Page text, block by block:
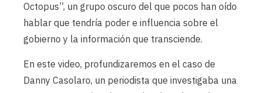
Octopus”, un grupo oscuro del que pocos han oído
hablar que tendría poder e influencia sobre el
gobierno y la información que transciende.
En este video, profundizaremos en el caso de
Danny Casolaro, un periodista que investigaba una